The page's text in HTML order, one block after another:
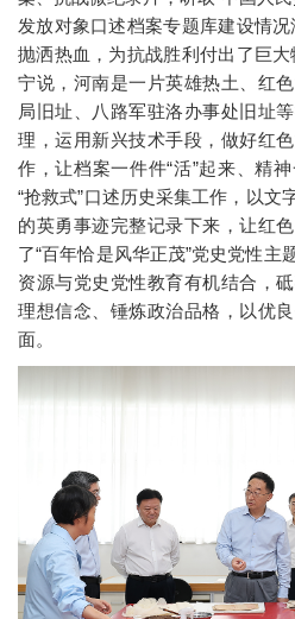
发放对象口述档案专题库建设情况
抛洒热血，为抗战胜利付出了巨大
宁说，河南是一片英雄热土、红
局旧址、八路军驻洛办事处旧址
理，运用新兴技术手段，做好红
作，让档案一件件“活”起来、精
“抢救式”口述历史采集工作，以文
的英勇事迹完整记录下来，让红
了“百年恰是风华正茂”党史党性主
资源与党史党性教育有机结合，
理想信念、锤炼政治品格，以优
面。